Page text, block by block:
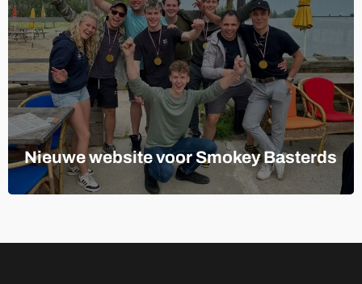
Nieuwe website voor Smokey Basterds